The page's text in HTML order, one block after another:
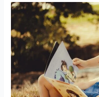
【絵
本
勉
強
会】
に
参
加